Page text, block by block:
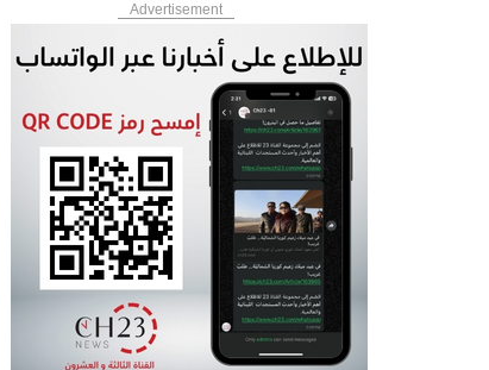
Advertisement